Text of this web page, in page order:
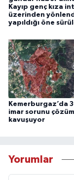
Kayıp genç kıza
üzerinden
yapıldığı öne
Kemerburgaz’da
imar sorunu
kavuşuyor
Yorumlar